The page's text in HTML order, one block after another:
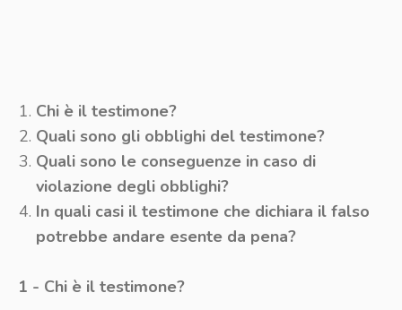
Chi è il testimone?
Quali sono gli obblighi del testimone?
Quali sono le conseguenze in caso di
violazione degli obblighi?
In quali casi il testimone che dichiara il falso
potrebbe andare esente da pena?
1 - Chi è il testimone?